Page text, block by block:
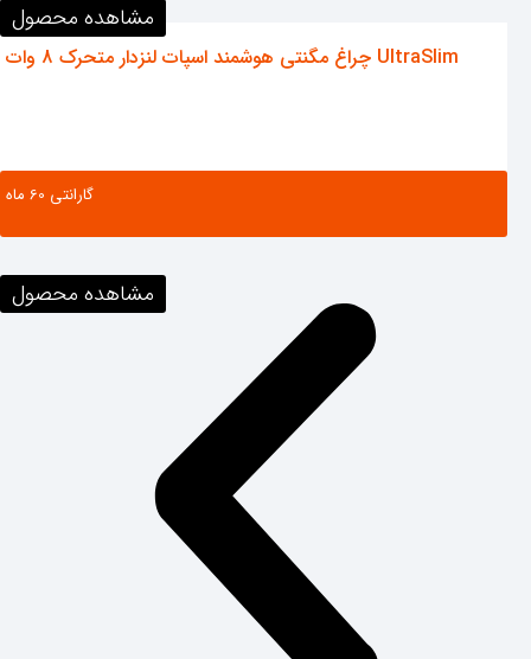
مشاهده محصول
چراغ مگنتی هوشمند اسپات لنزدار متحرک 8 وات UltraSlim
مشاهده محصول
گارانتی ‌60 ماه